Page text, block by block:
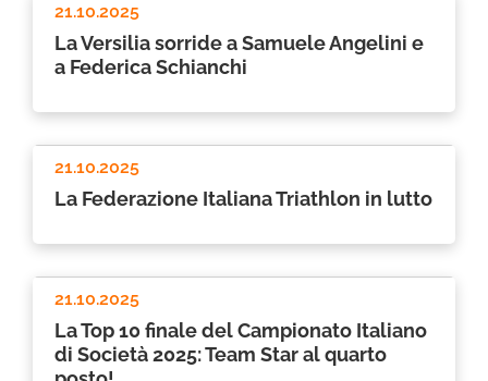
21.10.2025
La Versilia sorride a Samuele Angelini e
a Federica Schianchi
21.10.2025
La Federazione Italiana Triathlon in lutto
21.10.2025
La Top 10 finale del Campionato Italiano
di Società 2025: Team Star al quarto